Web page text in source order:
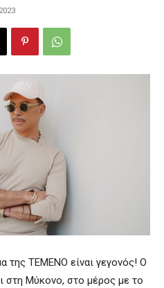
TEMENO είναι γεγονός! Ο
στη Μύκονο, στο μέρος με το